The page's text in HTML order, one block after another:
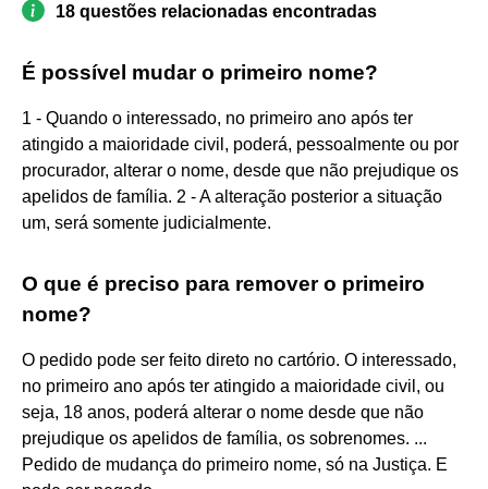
18 questões relacionadas encontradas
É possível mudar o primeiro nome?
1 - Quando o interessado, no primeiro ano após ter
atingido a maioridade civil, poderá, pessoalmente ou por
procurador, alterar o nome, desde que não prejudique os
apelidos de família. 2 - A alteração posterior a situação
um, será somente judicialmente.
O que é preciso para remover o primeiro
nome?
O pedido pode ser feito direto no cartório. O interessado,
no primeiro ano após ter atingido a maioridade civil, ou
seja, 18 anos, poderá alterar o nome desde que não
prejudique os apelidos de família, os sobrenomes. ...
Pedido de mudança do primeiro nome, só na Justiça. E